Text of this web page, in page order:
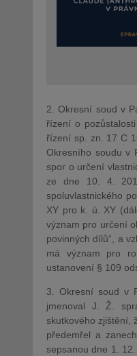
2. Okresní soud v
řízení o
řízení sp. zn. 17 C
Okresního soudu v
spor o určení
ze dne 10. 4.
spoluvlastnického
XY pro k. ú. XY
význam pro určení
povinných dílů“, a
má význam pro
ustanovení § 109
3. Okresní soud v
jmenoval J. Ž.
skutkového zjištění,
předemřel a
sepsanou dne 1.